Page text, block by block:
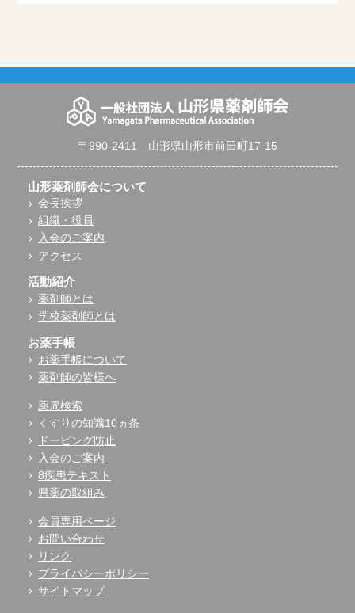
〒990-2411 山形県山形市前田町17-15
山形薬剤師会について
会長挨拶
組織・役員
入会のご案内
アクセス
活動紹介
薬剤師とは
学校薬剤師とは
お薬手帳
お薬手帳について
薬剤師の皆様へ
薬局検索
くすりの知識10ヵ条
ドーピング防止
入会のご案内
8疾患テキスト
県薬の取組み
会員専用ページ
お問い合わせ
リンク
プライバシーポリシー
サイトマップ